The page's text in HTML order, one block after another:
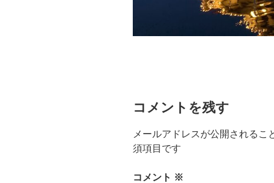
コメントを残す
メールアドレスが公開されるこ
須項目です
コメント ※